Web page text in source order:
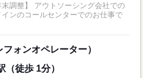
末調整】 アウトソーシング会社での
ンのコールセンターでのお仕事で
ォンオペレーター）
徒歩 1分）